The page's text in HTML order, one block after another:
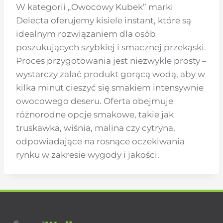
W kategorii „Owocowy Kubek” marki
Delecta oferujemy kisiele instant, które są
idealnym rozwiązaniem dla osób
poszukujących szybkiej i smacznej przekąski.
Proces przygotowania jest niezwykle prosty –
wystarczy zalać produkt gorącą wodą, aby w
kilka minut cieszyć się smakiem intensywnie
owocowego deseru. Oferta obejmuje
różnorodne opcje smakowe, takie jak
truskawka, wiśnia, malina czy cytryna,
odpowiadające na rosnące oczekiwania
rynku w zakresie wygody i jakości.